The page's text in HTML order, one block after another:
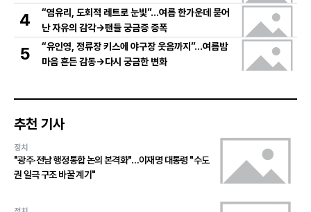
4
“염유리, 도회적 레트로 눈빛”…여름 한가운데 묻어
난 자유의 감각→팬들 궁금증 증폭
5
“유인영, 정류장 키스에 야구장 웃음까지”…여름밤
마음 흔든 감동→다시 궁금한 변화
추천 기사
정치
"광주·전남 행정통합 논의 본격화"…이재명 대통령 "수도
권 일극 구조 바꿀 계기"